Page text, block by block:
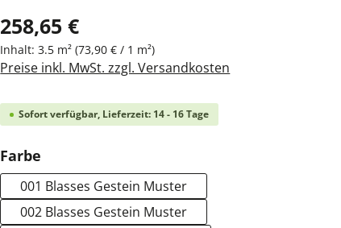
258,65 €
Inhalt:3.5 m²(73,90 € / 1 m²)
Preise inkl. MwSt. zzgl. Versandkosten
Sofort verfügbar, Lieferzeit: 14 - 16 Tage
Farbe
001 Blasses Gestein Muster
002 Blasses Gestein Muster